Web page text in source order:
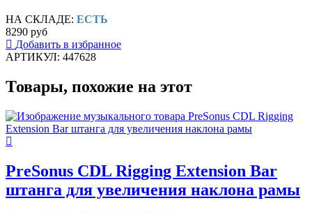
НА СКЛАДЕ: ЕСТЬ
8290 руб
Добавить в избранное
АРТИКУЛ: 447628
Товары, похожие на этот
PreSonus CDL Rigging Extension Bar
штанга для увеличения наклона рамы